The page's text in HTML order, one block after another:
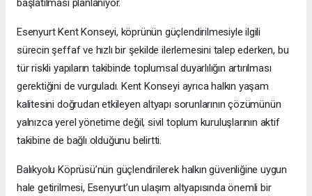
başlatılması planlanıyor.
Esenyurt Kent Konseyi, köprünün güçlendirilmesiyle ilgili
sürecin şeffaf ve hızlı bir şekilde ilerlemesini talep ederken, bu
tür riskli yapıların takibinde toplumsal duyarlılığın artırılması
gerektiğini de vurguladı. Kent Konseyi ayrıca halkın yaşam
kalitesini doğrudan etkileyen altyapı sorunlarının çözümünün
yalnızca yerel yönetime değil, sivil toplum kuruluşlarının aktif
takibine de bağlı olduğunu belirtti.
Balıkyolu Köprüsü’nün güçlendirilerek halkın güvenliğine uygun
hale getirilmesi, Esenyurt’un ulaşım altyapısında önemli bir